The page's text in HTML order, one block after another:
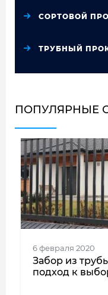
СОРТОВОЙ
ТРУБНЫЙ
ПОПУЛЯРНЫЕ
6 февраля 2020
Забор из
подход к